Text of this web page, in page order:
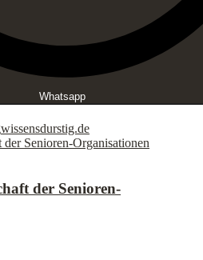
Whatsapp
wissensdurstig.de
der Senioren-